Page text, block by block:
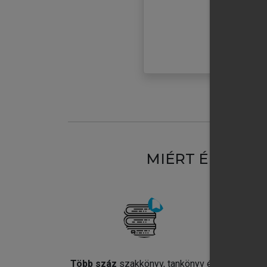
MIÉRT
Több száz szakkönyv, tankönyv és